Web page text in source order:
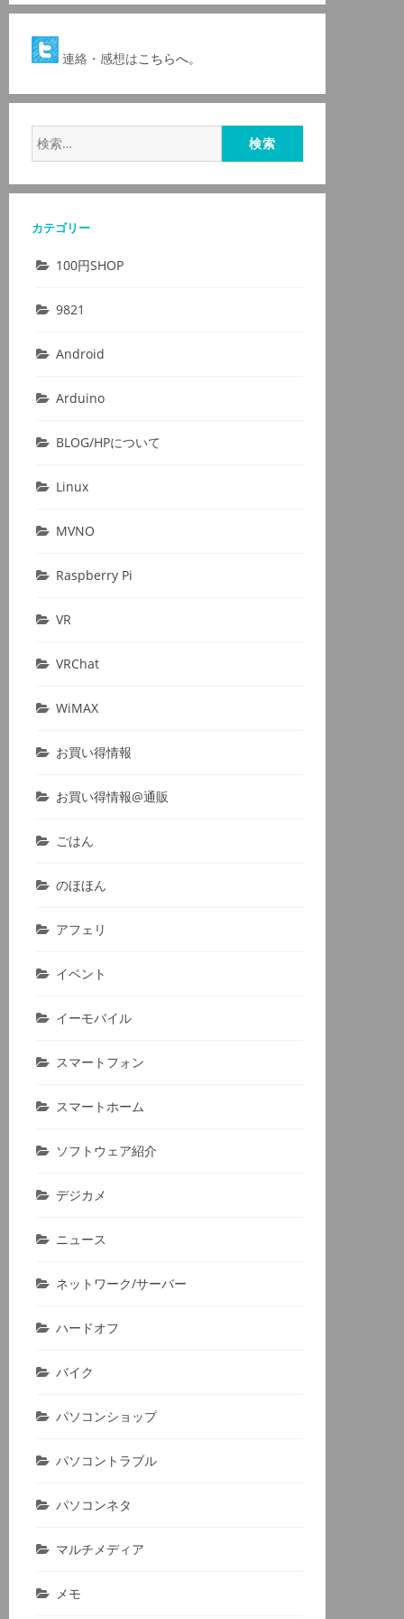
連絡・感想はこちらへ。
索:
カテゴリー
100円SHOP
9821
Android
Arduino
BLOG/HPについて
Linux
MVNO
Raspberry Pi
VR
VRChat
WiMAX
お買い得情報
お買い得情報@通販
ごはん
のほほん
アフェリ
イベント
イーモバイル
スマートフォン
スマートホーム
ソフトウェア紹介
デジカメ
ニュース
ネットワーク/サーバー
ハードオフ
バイク
パソコンショップ
パソコントラブル
パソコンネタ
マルチメディア
メモ